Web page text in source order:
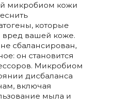
микробиом кожи
которые
вред вашей коже.
сбалансирован,
он становится
Микробиом
дисбаланса
включая
мыла и